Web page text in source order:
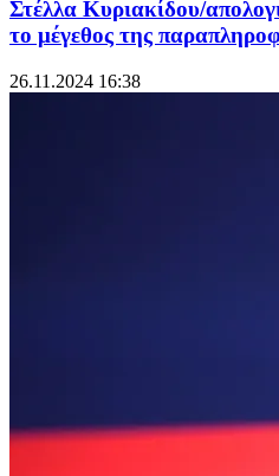
Στέλλα Κυριακίδου/
το μέγεθος της
26.11.2024 16:38